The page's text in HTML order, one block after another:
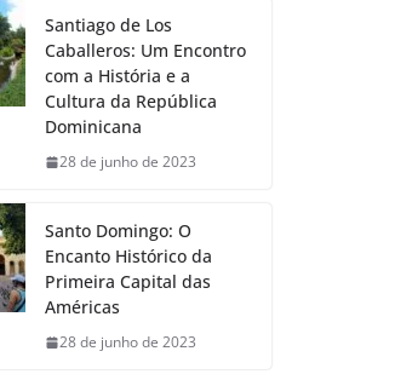
Santiago de Los
Caballeros: Um Encontro
com a História e a
Cultura da República
Dominicana
28 de junho de 2023
Santo Domingo: O
Encanto Histórico da
Primeira Capital das
Américas
28 de junho de 2023